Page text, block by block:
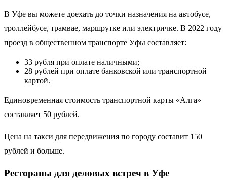
В Уфе вы можете доехать до точки назначения на автобусе,
троллейбусе, трамвае, маршрутке или электричке. В 2022 году
проезд в общественном транспорте Уфы составляет:
33 рубля при оплате наличными;
28 рублей при оплате банковской или транспортной
картой.
Единовременная стоимость транспортной карты «Алга»
составляет 50 рублей.
Цена на такси для передвижения по городу составит 150
рублей и больше.
Рестораны для деловых встреч в Уфе